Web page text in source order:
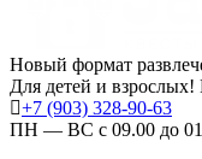
Новый формат
Для детей и
+7 (903) 328-90-63
ПН — ВС с 09.00 до